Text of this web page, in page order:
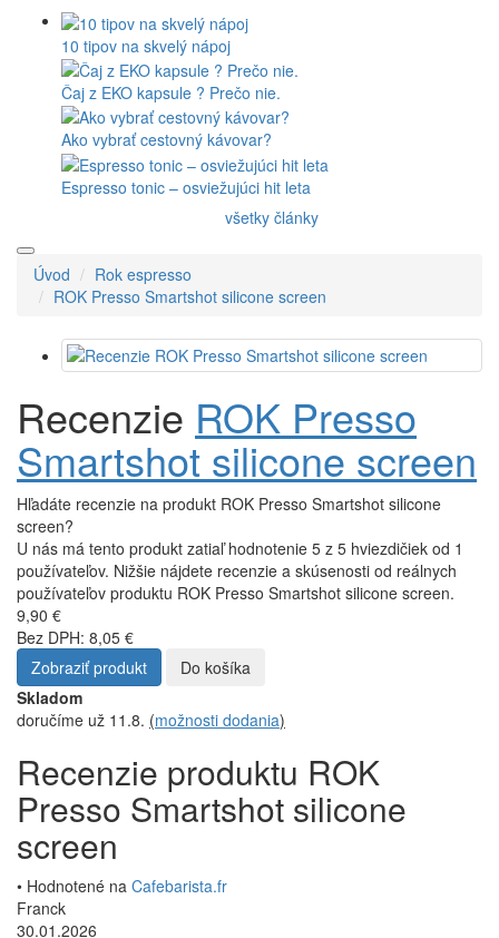
10 tipov na skvelý nápoj
Čaj z EKO kapsule ? Prečo nie.
Ako vybrať cestovný kávovar?
Espresso tonic – osviežujúci hit leta
všetky články
Úvod
Rok espresso
ROK Presso Smartshot silicone screen
Recenzie ROK Presso
Smartshot silicone screen
Hľadáte recenzie na produkt ROK Presso Smartshot silicone
screen?
U nás má tento produkt zatiaľ hodnotenie 5 z 5 hviezdičiek od 1
používateľov. Nižšie nájdete recenzie a skúsenosti od reálnych
používateľov produktu ROK Presso Smartshot silicone screen.
9,90 €
Bez DPH: 8,05 €
Zobraziť produkt
Do košíka
Skladom
doručíme už 11.8. (možnosti dodania)
Recenzie produktu ROK
Presso Smartshot silicone
screen
• Hodnotené na Cafebarista.fr
Franck
30.01.2026